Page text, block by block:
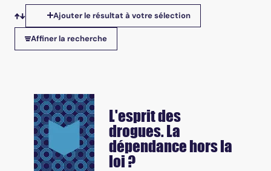
Tris disponibles
Ajouter le résultat à votre sélection
Affiner la recherche
L'esprit des
drogues. La
dépendance hors la
loi ?